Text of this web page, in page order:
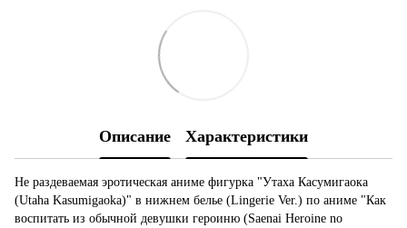
Описание Характеристики
Не раздеваемая эротическая аниме фигурка "Утаха Касумигаока
(Utaha Kasumigaoka)" в нижнем белье (Lingerie Ver.) по аниме "Как
воспитать из обычной девушки героиню (Saenai Heroine no